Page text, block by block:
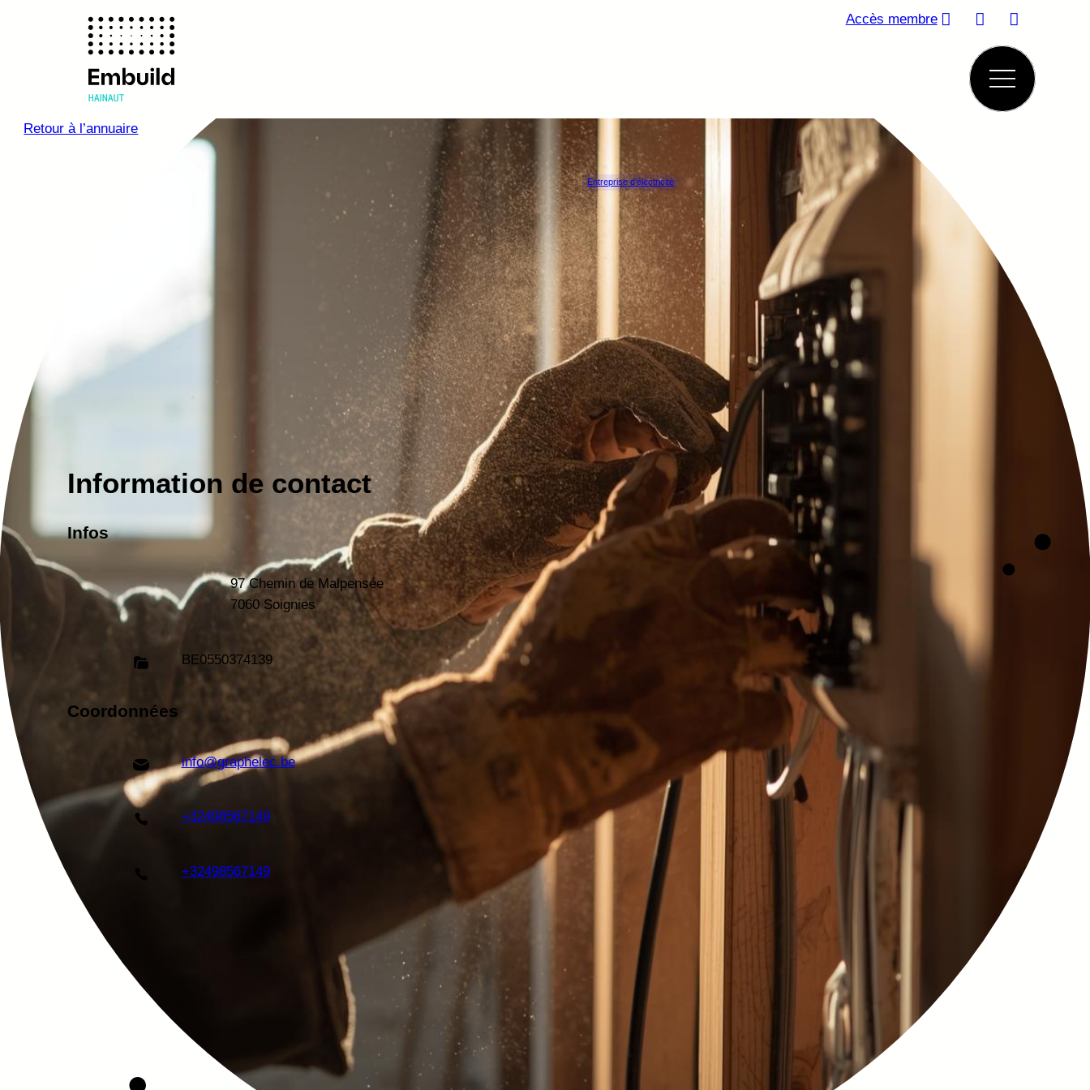
Accès membre
Retour à l’annuaire
Entreprise d’électricité
Graphelec
SOIGNIES
Information de contact
Infos
97 Chemin de Malpensée
7060 Soignies
BE0550374139
Coordonnées
info@graphelec.be
+32498567149
+32498567149